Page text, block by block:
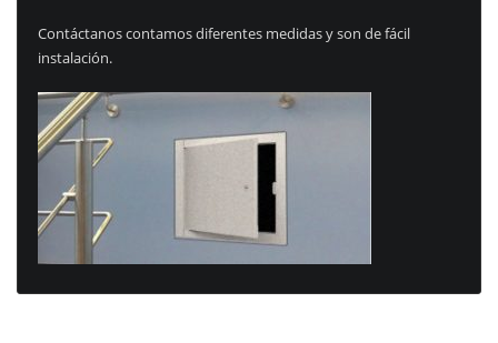
Contáctanos contamos diferentes medidas y son de fácil
instalación.